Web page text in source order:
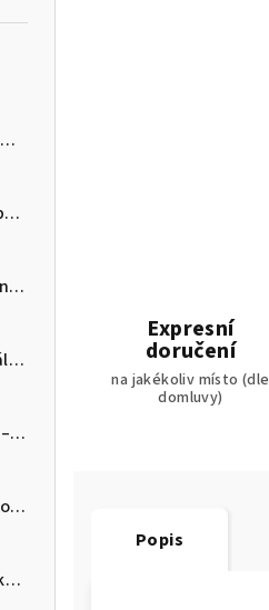
Plenková motorka – Modrá edice: Originální dárek pro miminko
Plenkový kočárek Pampers s bambulkou – Originální dárek pro miminko
Dort z plenek s hračkou – Originální dárek pro miminko
Plenkový kočárek Pampers neutrální s krajkou – Elegantní dárek pro miminko
Plenkový kočárek Dada s hračkou – Originální a praktický dárek pro miminko
Plenkový kočárek Pampers s krajkou – Elegantní dárek pro miminko
Plenkový kočárek Pampers s hračkou – Originální a praktický dárek pro miminko
Expresní
doručení
na jakékoliv místo (dle
domluvy)
Popis